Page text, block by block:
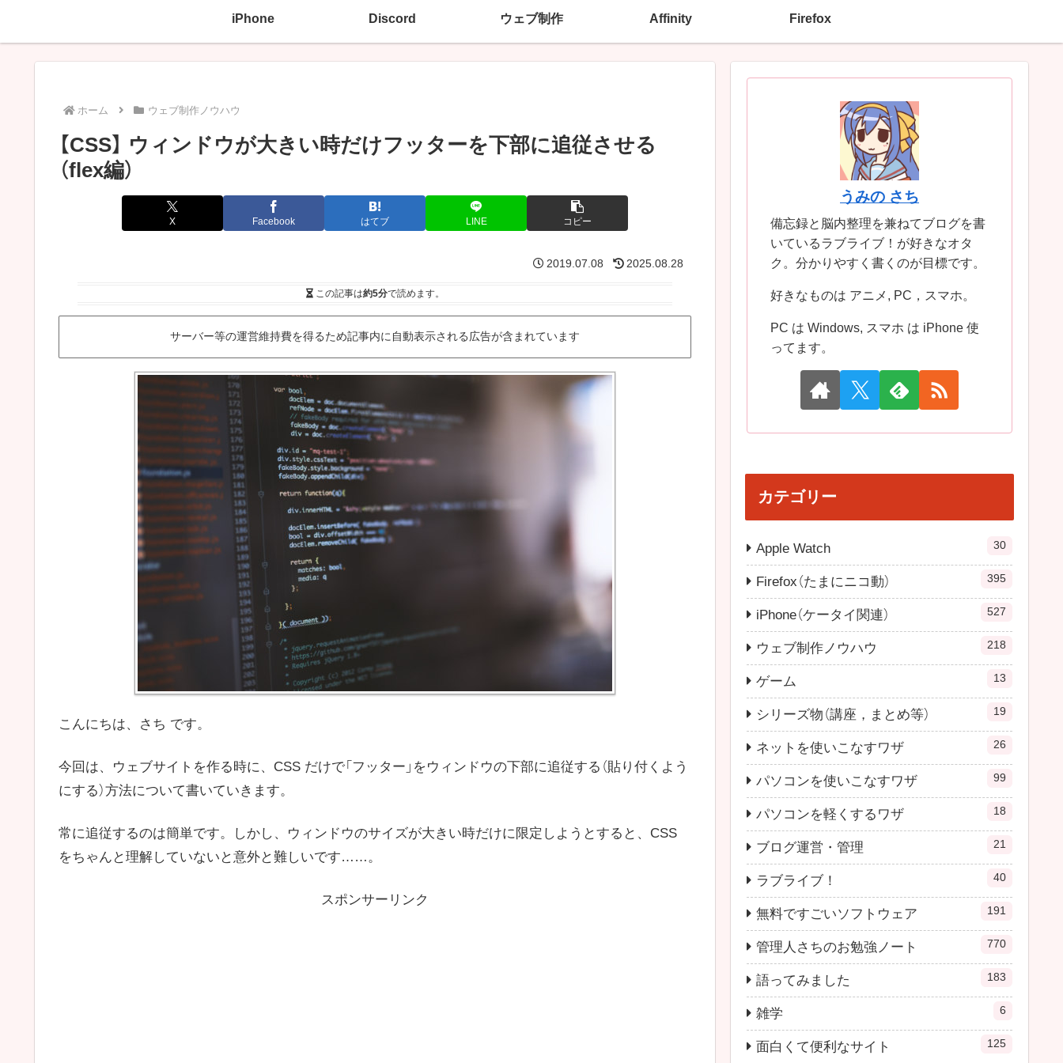
iPhone Discord ウェブ制作 Affinity Firefox
ホーム ウェブ制作ノウハウ
【CSS】 ウィンドウが大きい時だけフッターを下部に追従させる
（flex編）
X Facebook はてブ LINE コピー
2019.07.08 2025.08.28
この記事は約5分で読めます。
サーバー等の運営維持費を得るため記事内に自動表示される広告が含まれています
こんにちは、さち です。
今回は、ウェブサイトを作る時に、CSS だけで「フッター」をウィンドウの下部に追従する（貼り付くよう
にする）方法について書いていきます。
常に追従するのは簡単です。しかし、ウィンドウのサイズが大きい時だけに限定しようとすると、CSS
をちゃんと理解していないと意外と難しいです……。
スポンサーリンク
うみの さち
備忘録と脳内整理を兼ねてブログを書
いているラブライブ！が好きなオタ
ク。分かりやすく書くのが目標です。
好きなものは アニメ, PC，スマホ。
PC は Windows, スマホ は iPhone 使
ってます。
カテゴリー
Apple Watch 30
Firefox（たまにニコ動） 395
iPhone（ケータイ関連） 527
ウェブ制作ノウハウ 218
ゲーム 13
シリーズ物（講座，まとめ等） 19
ネットを使いこなすワザ 26
パソコンを使いこなすワザ 99
パソコンを軽くするワザ 18
ブログ運営・管理 21
ラブライブ！ 40
無料ですごいソフトウェア 191
管理人さちのお勉強ノート 770
語ってみました 183
雑学 6
面白くて便利なサイト 125